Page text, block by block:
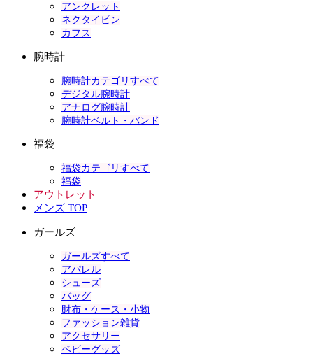
アンクレット
ネクタイピン
カフス
腕時計
腕時計カテゴリすべて
デジタル腕時計
アナログ腕時計
腕時計ベルト・バンド
福袋
福袋カテゴリすべて
福袋
アウトレット
メンズ TOP
ガールズ
ガールズすべて
アパレル
シューズ
バッグ
財布・ケース・小物
ファッション雑貨
アクセサリー
ベビーグッズ